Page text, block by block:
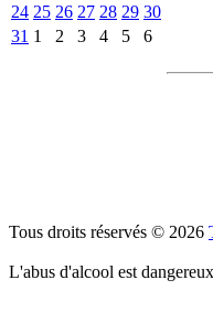
24 25 26 27 28 29 30
31 1 2 3 4 5 6
Tous droits réservés © 2026
L'abus d'alcool est